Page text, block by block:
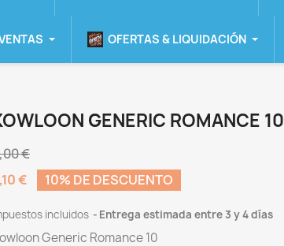
OFERTAS & LIQUIDACIÓN
GENERIC ROMANCE 10
€
€
10% DE DESCUENTO
incluidos Entrega estimada entre 3 y 4 días
Generic Romance 10